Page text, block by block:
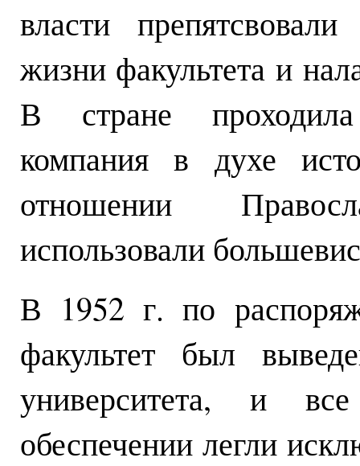
власти
жизни факультета и
В стране проходила
компания в духе
отношении
использовали
В 1952 г. по
факультет был
университета, и
обеспечении легли